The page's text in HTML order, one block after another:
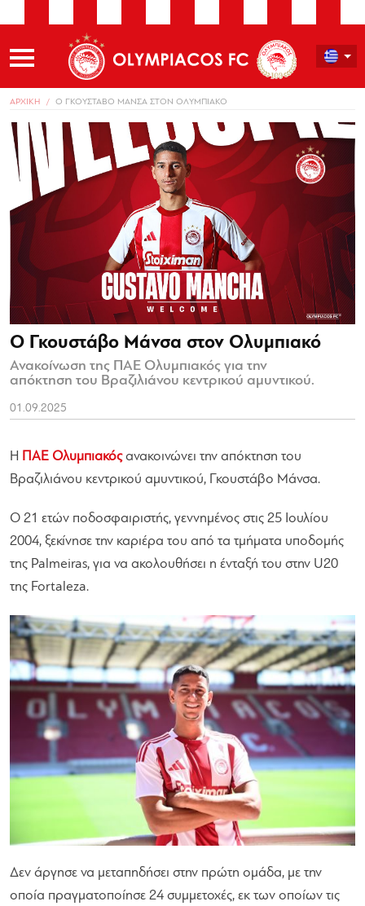
ΑΡΧΙΚΗ Ο ΓΚΟΥΣΤΑΒΟ ΜΑΝΣΑ ΣΤΟΝ ΟΛΥΜΠΙΑΚΟ
Ο Γκουστάβο Μάνσα στον Ολυμπιακό
Ανακοίνωση της ΠΑΕ Ολυμπιακός για την
απόκτηση του Βραζιλιάνου κεντρικού αμυντικού.
01.09.2025
Η ΠΑΕ Ολυμπιακόςανακοινώνει την απόκτηση του
Βραζιλιάνου κεντρικού αμυντικού, Γκουστάβο Μάνσα.
Ο 21 ετών ποδοσφαιριστής, γεννημένος στις 25 Ιουλίου
2004, ξεκίνησε την καριέρα του από τα τμήματα υποδομής
της Palmeiras, για να ακολουθήσει η ένταξή του στην U20
της Fortaleza.
Δεν άργησε να μεταπηδήσει στην πρώτη ομάδα, με την
οποία πραγματοποίησε 24 συμμετοχές, εκ των οποίων τις